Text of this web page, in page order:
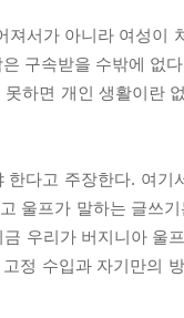
서가 아니라 여성이
구속받을 수밖에 없
하면 개인 생활이란
다고 주장한다. 여기
울프가 말하는 글쓰
우리가 버지니아 울
정 수입과 자기만의